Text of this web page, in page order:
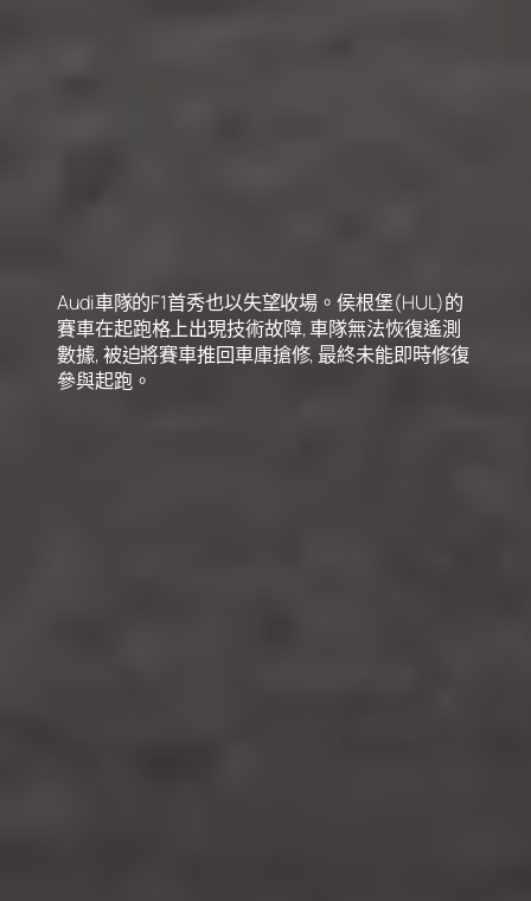
Audi車隊的F1首秀也以失望收場。侯根堡(HUL)的
賽車在起跑格上出現技術故障, 車隊無法恢復遙測
數據, 被迫將賽車推回車庫搶修, 最終未能即時修復
參與起跑。